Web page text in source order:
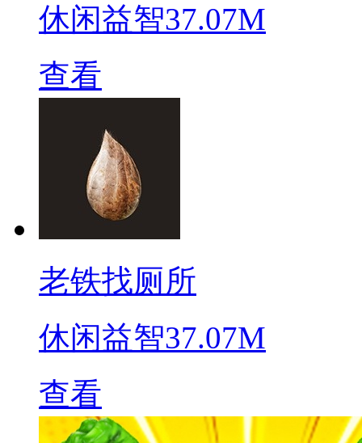
休闲益智37.07M
查看
老铁找厕所
休闲益智37.07M
查看